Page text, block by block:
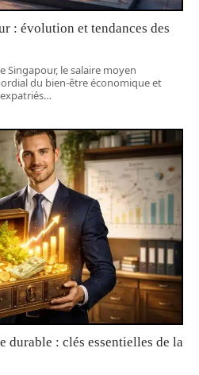
: évolution et tendances des
Singapour, le salaire moyen
du bien-être économique et
…
durable : clés essentielles de la